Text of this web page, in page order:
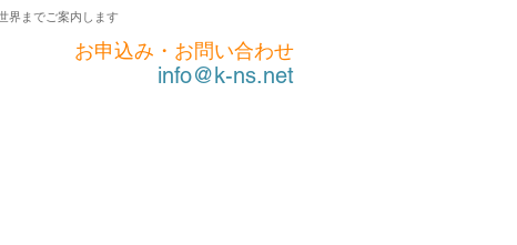
界までご案内します
お申込み・お問い合わせ
info@k-ns.net